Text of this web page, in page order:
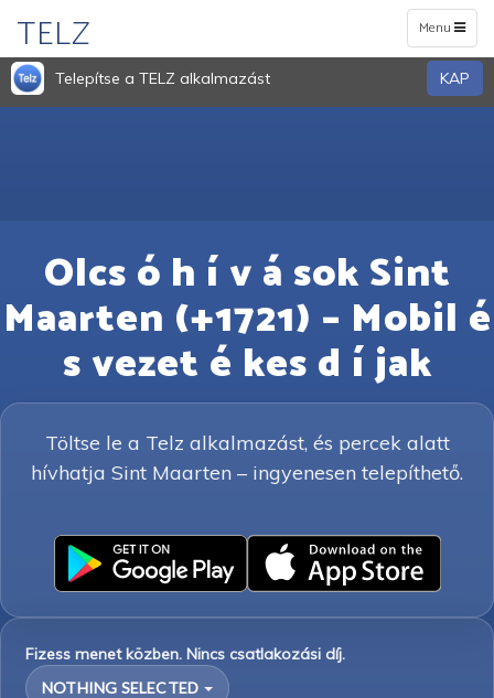
Toggle
navigation
Menu
TELZ
Telepítse a TELZ alkalmazást KAP
Olcs ó h í v á sok Sint
Maarten (+1721) – Mobil é
s vezet é kes d í jak
Töltse le a Telz alkalmazást, és percek alatt
hívhatja Sint Maarten – ingyenesen telepíthető.
Fizess menet közben. Nincs csatlakozási díj.
NOTHING SELECTED